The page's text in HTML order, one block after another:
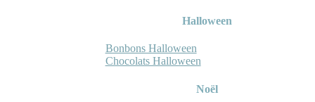
Halloween
Bonbons Halloween
Chocolats Halloween
Noël